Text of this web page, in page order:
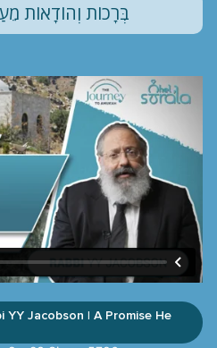
בְּרָכוֹת וְהוֹדָאוֹת
YY Jacobson | A Promise He